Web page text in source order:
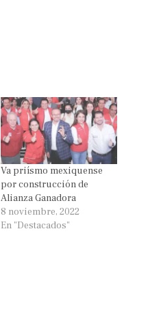
Va priísmo mexiquense
por construcción de
Alianza Ganadora
8 noviembre, 2022
En "Destacados"